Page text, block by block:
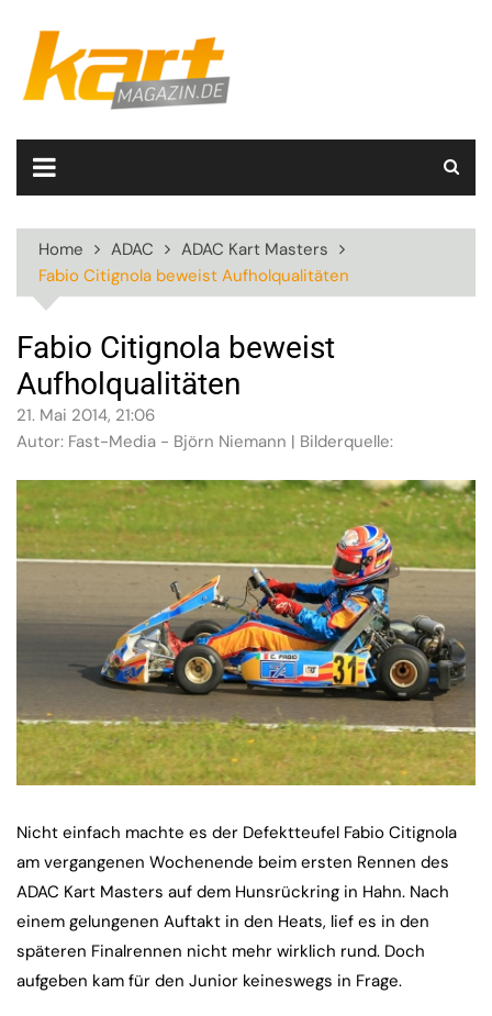
content
Home ADAC
ADAC Kart Masters
Fabio Citignola beweist Aufholqualitäten
Fabio Citignola beweist
Aufholqualitäten
21. Mai 2014, 21:06
Autor: Fast-Media - Björn Niemann | Bilderquelle:
Nicht einfach machte es der Defektteufel Fabio Citignola
am vergangenen Wochenende beim ersten Rennen des
ADAC Kart Masters auf dem Hunsrückring in Hahn. Nach
einem gelungenen Auftakt in den Heats, lief es in den
späteren Finalrennen nicht mehr wirklich rund. Doch
aufgeben kam für den Junior keineswegs in Frage.